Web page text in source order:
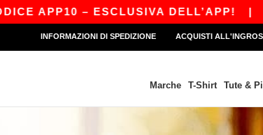
APP10 – ESCLUSIVA DELL’APP!|
INFORMAZIONI DI SPEDIZIONE ACQUISTI
Marche T-Shirt Tute &